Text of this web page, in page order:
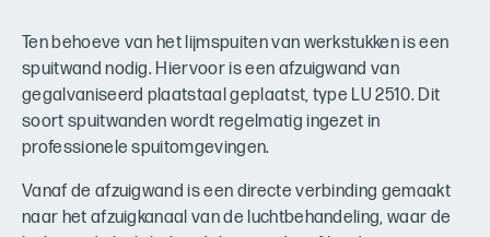
Ten behoeve van het lijmspuiten van werkstukken is een
spuitwand nodig. Hiervoor is een afzuigwand van
gegalvaniseerd plaatstaal geplaatst, type LU 2510. Dit
soort spuitwanden wordt regelmatig ingezet in
professionele spuitomgevingen.
Vanaf de afzuigwand is een directe verbinding gemaakt
naar het afzuigkanaal van de luchtbehandeling, waar de